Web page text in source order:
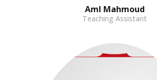
Aml Mahmoud
Teaching Assistant